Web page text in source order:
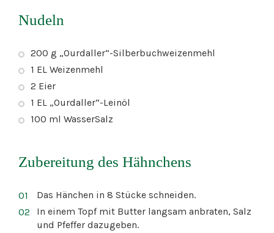
Nudeln
200 g „Ourdaller“-Silberbuchweizenmehl
1 EL Weizenmehl
2 Eier
1 EL „Ourdaller“-Leinöl
100 ml WasserSalz
Zubereitung des Hähnchens
Das Hänchen in 8 Stücke schneiden.
In einem Topf mit Butter langsam anbraten, Salz
und Pfeffer dazugeben.